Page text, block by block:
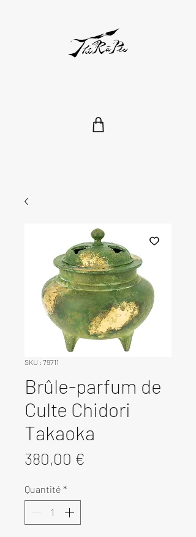
SKU : 79711
Brûle-parfum de
Culte Chidori
Takaoka
380,00 €
Quantité *